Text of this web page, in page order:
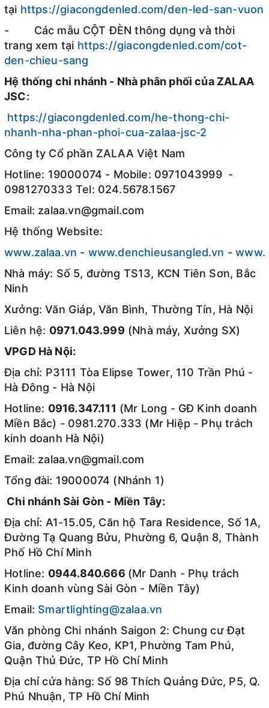
tại https://giacongdenled.com/den-led-san-vuon
- Các mẫu CỘT ĐÈN thông dụng và thời
trang xem tại https://giacongdenled.com/cot-
den-chieu-sang
Hệ thống chi nhánh - Nhà phân phối của ZALAA
JSC:
https://giacongdenled.com/he-thong-chi-
nhanh-nha-phan-phoi-cua-zalaa-jsc-2
Công ty Cổ phần ZALAA Việt Nam
Hotline: 19000074 - Mobile: 0971043999 -
0981270333 Tel: 024.5678.1567
Email: zalaa.vn@gmail.com
Hệ thống Website:
www.zalaa.vn - www.denchieusangled.vn -
Nhà máy: Số 5, đường TS13, KCN Tiên Sơn, Bắc
Ninh
Xưởng: Văn Giáp, Văn Bình, Thường Tín, Hà Nội
Liên hệ: 0971.043.999 (Nhà máy, Xưởng SX)
VPGD Hà Nội:
Địa chỉ: P3111 Tòa Elipse Tower, 110 Trần Phú -
Hà Đông - Hà Nội
Hotline: 0916.347.111 (Mr Long - GĐ Kinh doanh
Miền Bắc) - 0981.270.333 (Mr Hiệp - Phụ trách
kinh doanh Hà Nội)
Email: zalaa.vn@gmail.com
Tổng đài: 19000074 (Nhánh 1)
Chi nhánh Sài Gòn - Miền Tây:
Địa chỉ: A1-15.05, Căn hộ Tara Residence, Số 1A,
Đường Tạ Quang Bửu, Phường 6, Quận 8, Thành
Phố Hồ Chí Minh
Hotline: 0944.840.666 (Mr Danh - Phụ trách
Kinh doanh vùng Sài Gòn - Miền Tây)
Email: Smartlighting@zalaa.vn
Văn phòng Chi nhánh Saigon 2: Chung cư Đạt
Gia, đường Cây Keo, KP1, Phường Tam Phú,
Quận Thủ Đức, TP Hồ Chí Minh
Địa chỉ cửa hàng: Số 98 Thích Quảng Đức, P5, Q.
Phú Nhuận, TP Hồ Chí Minh